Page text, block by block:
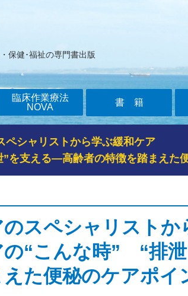
保健･福祉の専門書出版
臨床作業療法
NOVA
書籍
ペシャリストから学ぶ緩和ケア
を支える―高齢者の特徴を踏まえた
スペシャリストか
の“こんな時” “排
た便秘のケアポイ